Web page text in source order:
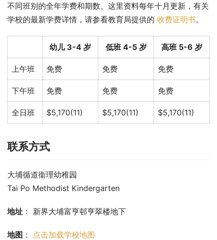
不同班别的全年学费和期数。这里资料每年十月更新，有关
学校的最新学费详情，请参看教育局提供的 收费证明书。
幼儿 3-4 岁 低班 4-5 岁 高班 5-6 岁
上午班 免费 免费 免费
下午班 免费 免费 免费
全日班 $5,170(11) $5,170(11) $5,170(11)
联系方式
大埔循道衞理幼稚园
Tai Po Methodist Kindergarten
地址 ： 新界大埔富亨邨亨翠楼地下
地图 ： 点击加载学校地图